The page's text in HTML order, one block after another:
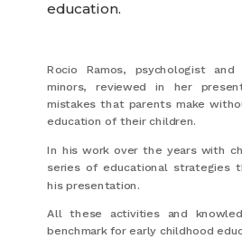
education.
Rocio Ramos, psychologist
minors, reviewed in her
mistakes that parents make
education of their children.
In his work over the years with
series of educational strategies
his presentation.
All these activities and
benchmark for early childhood